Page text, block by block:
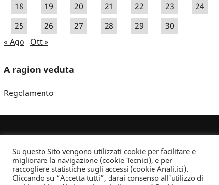
18
19 20 21 22 23
24
25
26 27 28 29
30
« Ago
Ott »
A ragion veduta
Regolamento
Dove non indicato altrimenti quest’opera è distribuita con Licenza
Su questo Sito vengono utilizzati cookie per facilitare e
migliorare la navigazione (cookie Tecnici), e per
raccogliere statistiche sugli accessi (cookie Analitici).
Cliccando su “Accetta tutti”, darai consenso all'utilizzo di